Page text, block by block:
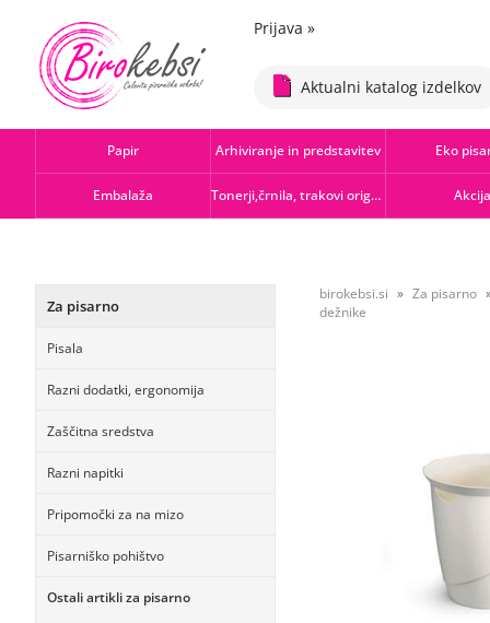
Prijava »
Aktualni katalog izdelkov
Papir Arhiviranje in predstavitev Eko
Embalaža Tonerji,črnila, trakovi orig.-rec. Akcija
Za pisarno
Pisala
Razni dodatki, ergonomija
Zaščitna sredstva
Razni napitki
Pripomočki za na mizo
Pisarniško pohištvo
Ostali artikli za pisarno
birokebsi.si
Za pisarno
dežnike